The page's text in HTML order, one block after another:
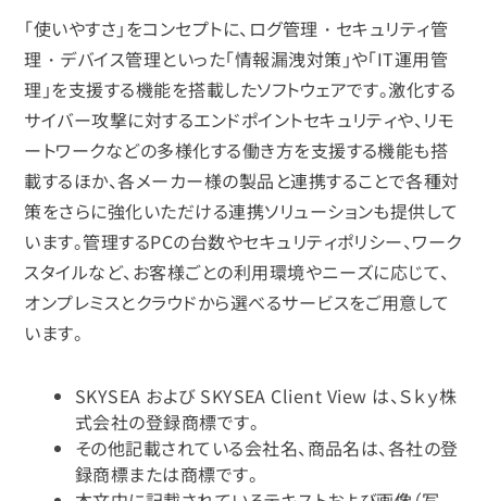
「使いやすさ」をコンセプトに、ログ管理・セキュリティ管
理・デバイス管理といった「情報漏洩対策」や「IT運用管
理」を支援する機能を搭載したソフトウェアです。激化する
サイバー攻撃に対するエンドポイントセキュリティや、リモ
ートワークなどの多様化する働き方を支援する機能も搭
載するほか、各メーカー様の製品と連携することで各種対
策をさらに強化いただける連携ソリューションも提供して
います。管理するPCの台数やセキュリティポリシー、ワーク
スタイルなど、お客様ごとの利用環境やニーズに応じて、
オンプレミスとクラウドから選べるサービスをご用意して
います。
SKYSEA および SKYSEA Client View は、Ｓｋｙ株
式会社の登録商標です。
その他記載されている会社名、商品名は、各社の登
録商標または商標です。